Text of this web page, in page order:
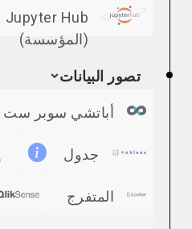
Jupyter Hub
(المؤسسة)
تصور البيانات
أباتشي سوبر ست
جدول
المتفرج